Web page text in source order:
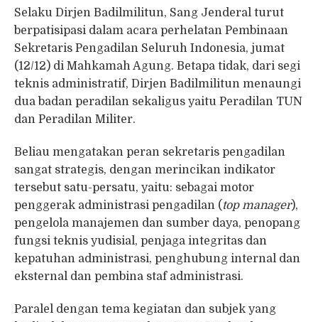
Selaku Dirjen Badilmilitun, Sang Jenderal turut
berpatisipasi dalam acara perhelatan Pembinaan
Sekretaris Pengadilan Seluruh Indonesia, jumat
(12/12) di Mahkamah Agung. Betapa tidak, dari segi
teknis administratif, Dirjen Badilmilitun menaungi
dua badan peradilan sekaligus yaitu Peradilan TUN
dan Peradilan Militer.
Beliau mengatakan peran sekretaris pengadilan
sangat strategis, dengan merincikan indikator
tersebut satu-persatu, yaitu: sebagai motor
penggerak administrasi pengadilan ( top manager),
pengelola manajemen dan sumber daya, penopang
fungsi teknis yudisial, penjaga integritas dan
kepatuhan administrasi, penghubung internal dan
eksternal dan pembina staf administrasi.
Paralel dengan tema kegiatan dan subjek yang